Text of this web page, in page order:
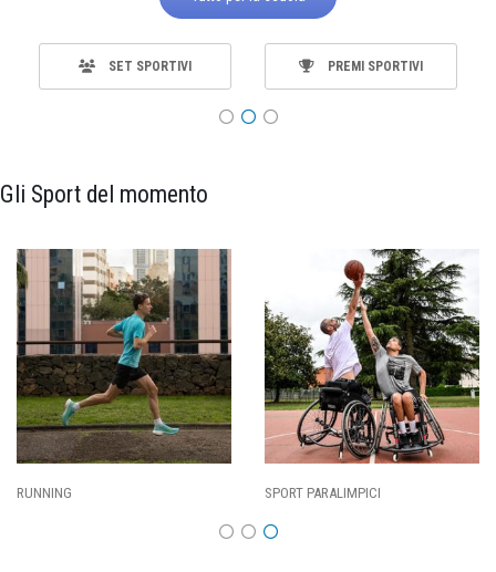
SET SPORTIVI PREMI SPORTIVI
Gli Sport del momento
PARALIMPICI CALCIO